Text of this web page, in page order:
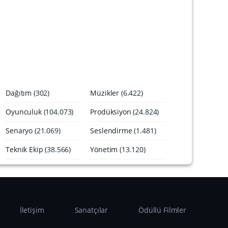
Dağıtım (302) Müzikler (6.422)
Oyunculuk(104.073) Prodüksiyon (24.824)
Senaryo (21.069) Seslendirme(1.481)
Teknik Ekip (38.566) Yönetim (13.120)
İletişim Sanatçılar Ödüllü Filmler